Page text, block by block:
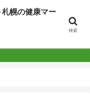
の健康マージャン
幌の健康マー
検索